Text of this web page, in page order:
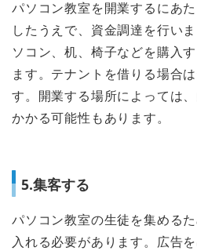
パソコン教室を開業するにあ
したうえで、資金調達を行い
ソコン、机、椅子などを購入
ます。テナントを借りる場合
す。開業する場所によっては
かかる可能性もあります。
5.集客する
パソコン教室の生徒を集める
入れる必要があります。広告